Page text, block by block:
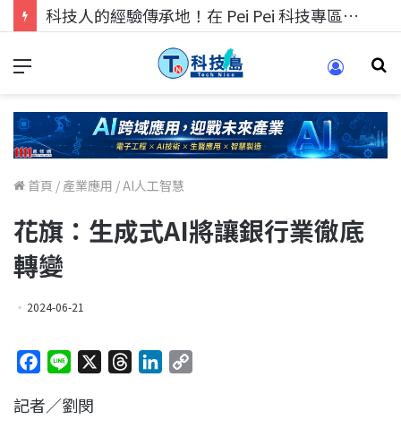
科技人找工作，就到TECH+ 科技專區!
首頁 / 產業應用 /AI人工智慧
花旗：生成式AI將讓銀行業徹底
轉變
2024-06-21
c
n
記者／劉閔